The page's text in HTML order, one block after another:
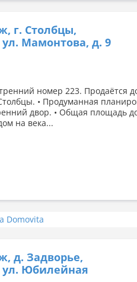
г. Столбцы,
Мамонтова, д. 9
номер 223. Продаётся
• Продуманная
двор. • Общая площадь
на века...
Domovita
д. Задворье,
ул. Юбилейная